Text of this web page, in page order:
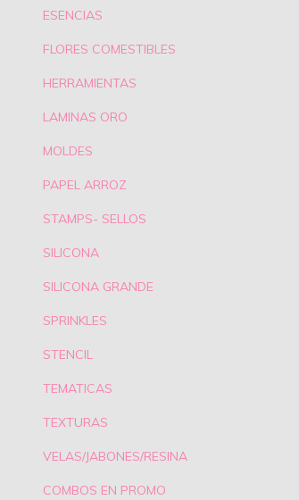
ESENCIAS
FLORES COMESTIBLES
HERRAMIENTAS
LAMINAS ORO
MOLDES
PAPEL ARROZ
STAMPS- SELLOS
SILICONA
SILICONA GRANDE
SPRINKLES
STENCIL
TEMATICAS
TEXTURAS
VELAS/JABONES/RESINA
COMBOS EN PROMO